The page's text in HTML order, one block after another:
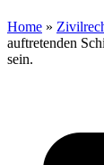
Home »
auftretenden
sein.